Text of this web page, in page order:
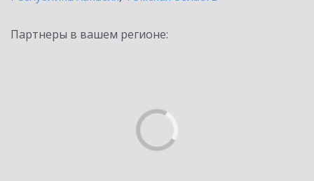
Партнеры в вашем регионе: